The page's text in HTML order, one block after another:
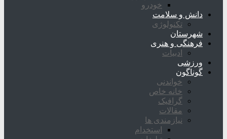
خودرو
دانش و سلامت
تکنولوژی
شهرستان
فرهنگی و هنری
ادبیات
ورزشی
گوناگون
خواندنی
خانه خاص
گرافیک
مقالات
نیازمندی ها
استخدام